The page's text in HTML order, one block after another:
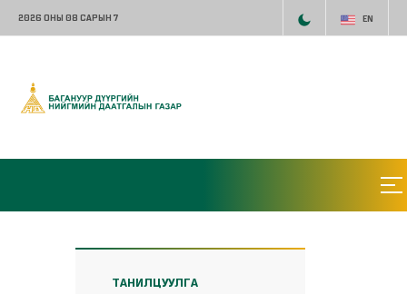
2026 ОНЫ 08 САРЫН 7 EN
ТАНИЛЦУУЛГА